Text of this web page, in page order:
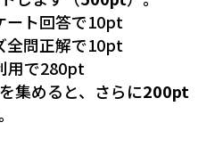
ート回答で10pt
全問正解で10pt
用で280pt
集めると、さらに200pt